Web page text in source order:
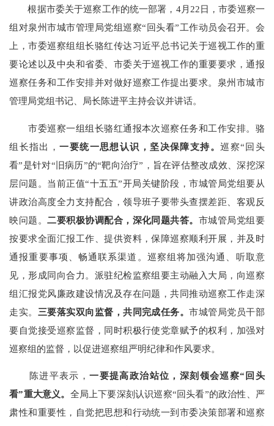
根据市委关于巡察工作的统一部署，4月22日，市委巡察一
组对泉州市城市管理局党组巡察“回头看”工作动员会召开。会
上，市委巡察组组长骆红传达习近平总书记关于巡视工作的重
要论述以及中央和省委、市委关于巡视工作的重要要求，通报
巡察任务和工作安排并对做好巡察工作提出要求。泉州市城市
管理局党组书记、局长陈进平主持会议并讲话。
市委巡察一组组长骆红通报本次巡察任务和工作安排。骆
组长指出，一要统一思想认识，坚决保障支持。巡察“回头
看”是针对“旧病历”的“靶向治疗”，旨在评估整改成效、深挖深
层问题。当前正值“十五五”开局关键阶段，市城管局党组要从
讲政治高度全力支持配合，领导班子要带头查摆差距、客观反
映问题。二要积极协调配合，深化同题共答。 市城管局党组要
按要求全面汇报工作、提供资料，保障巡察顺利开展，并及时
通报重要事项、畅通联系渠道。巡察组将加强沟通、听取意
见，形成同向合力。派驻纪检监察组要主动融入大局，向巡察
组汇报党风廉政建设情况及存在问题，共同推动巡察工作走深
走实。 三要落实双向监督，共同完成任务。市城管局党员干部
要自觉接受巡察监督，同时积极行使党章赋予的权利，加强对
巡察组的监督，以促进巡察组严明纪律和作风要求。
陈进平表示，一要提高政治站位，深刻领会巡察“回头
看”重大意义。 全局上下要深刻认识巡察“回头看”的政治性、严
肃性和重要性，自觉把思想和行动统一到市委决策部署和巡察